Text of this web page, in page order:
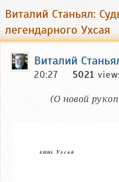
Виталий Станьял:
легендарного Ухсая
Виталий
20:27
5021
(О новой рукописи дочери народного